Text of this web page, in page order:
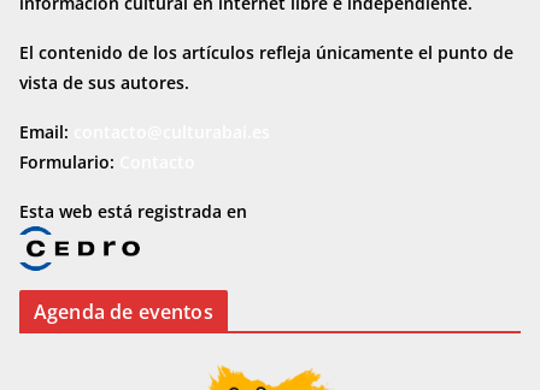
El contenido de los artículos refleja únicamente el punto de
vista de sus autores.
Email:
Formulario:
Esta web está registrada en
Agenda de eventos